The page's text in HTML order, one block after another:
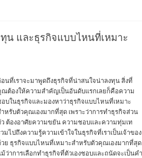
น และธุรกิจแบบไหนที่เหมาะ
อนที่เราจะมาพูดถึงธุรกิจที่น่าสนใจน่าลงทุน สิ่งที่
ณต้องให้ความสำคัญเป็นอันดับแรกเลยก็คือความ
อบในธุรกิจและมองหาว่าธุรกิจแบบไหนที่เหมาะ
ำหรับตัวคุณเองมากที่สุด เพราะว่าการทำธุรกิจส่วน
ว ต้องอาศัยความขยัน ความชอบและความทุ่มเท
มไปถึงความรู้ความเข้าใจในธุรกิจที่เราเป็นเจ้าของ
วย ธุรกิจแบบไหนที่เหมาะสำหรับตัวคุณเองมากที่สุด
ม้ว่าการเลือกทำธุรกิจที่ตัวเองชอบและถนัดจะเป็นคำ